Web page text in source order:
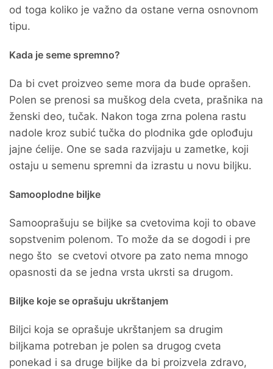
od toga koliko je važno da ostane verna osnovnom
tipu.
Kada je seme spremno?
Da bi cvet proizveo seme mora da bude oprašen.
Polen se prenosi sa muškog dela cveta, prašnika na
ženski deo, tučak. Nakon toga zrna polena rastu
nadole kroz subić tučka do plodnika gde oplođuju
jajne ćelije. One se sada razvijaju u zametke, koji
ostaju u semenu spremni da izrastu u novu biljku.
Samooplodne biljke
Samooprašuju se biljke sa cvetovima koji to obave
sopstvenim polenom. To može da se dogodi i pre
nego što se cvetovi otvore pa zato nema mnogo
opasnosti da se jedna vrsta ukrsti sa drugom.
Biljke koje se oprašuju ukrštanjem
Biljci koja se oprašuje ukrštanjem sa drugim
biljkama potreban je polen sa drugog cveta
ponekad i sa druge biljke da bi proizvela zdravo,